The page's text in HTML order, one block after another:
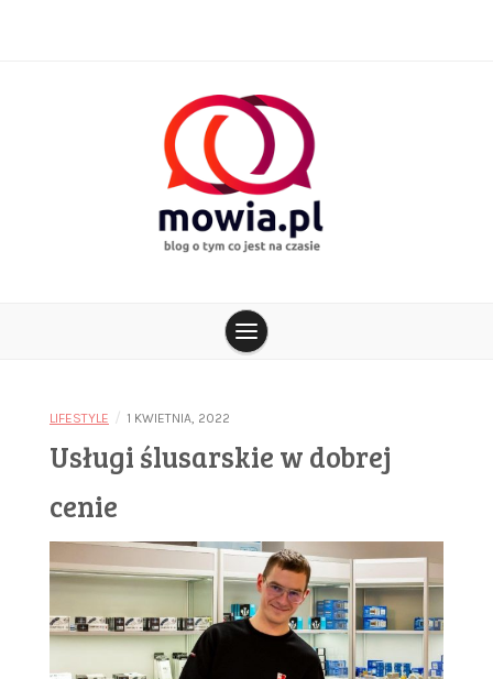
mowia.pl
LIFESTYLE / 1 KWIETNIA, 2022
Usługi ślusarskie w dobrej
cenie